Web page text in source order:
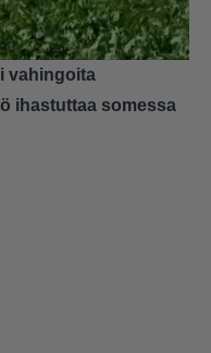
vahingoita
ihastuttaa somessa